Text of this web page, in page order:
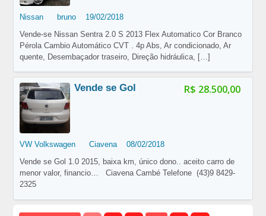
Nissan bruno
19/02/2018
Vende-se Nissan Sentra 2.0 S 2013 Flex Automatico Cor Branco
Pérola Cambio Automático CVT . 4p Abs, Ar condicionado, Ar
quente, Desembaçador traseiro, Direção hidráulica, […]
R$ 28.500,00
Vende se Gol
VW Volkswagen Ciavena
08/02/2018
Vende se Gol 1.0 2015, baixa km, único dono.. aceito carro de
menor valor, financio… Ciavena Cambé Telefone (43)9 8429-
2325